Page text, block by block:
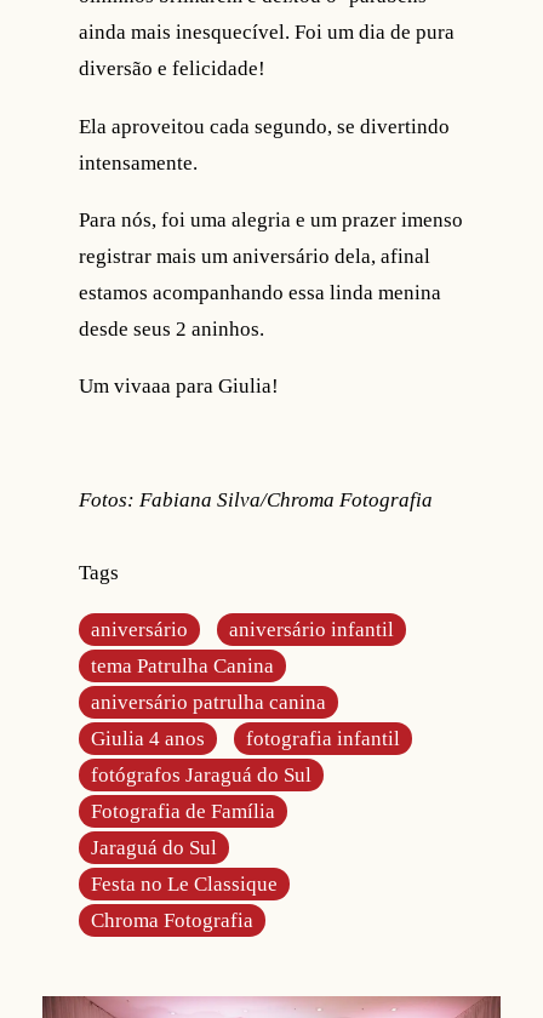
ainda mais inesquecível. Foi um dia de pura
diversão e felicidade!
Ela aproveitou cada segundo, se divertindo
intensamente.
Para nós, foi uma alegria e um prazer imenso
registrar mais um aniversário dela, afinal
estamos acompanhando essa linda menina
desde seus 2 aninhos.
Um vivaaa para Giulia!
Fotos: Fabiana Silva/Chroma Fotografia
Tags
aniversário
aniversário infantil
tema Patrulha Canina
aniversário patrulha canina
Giulia 4 anos
fotografia infantil
fotógrafos Jaraguá do Sul
Fotografia de Família
Jaraguá do Sul
Festa no Le Classique
Chroma Fotografia